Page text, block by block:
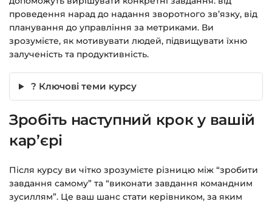
проведення нарад до надання зворотного зв’язку, від
планування до управління за метриками. Ви
зрозумієте, як мотивувати людей, підвищувати їхню
залученість та продуктивність.
? Ключові теми курсу
Зробіть наступний крок у вашій
кар’єрі
Після курсу ви чітко зрозумієте різницю між “зробити
завдання самому” та “виконати завдання командним
зусиллям”. Це ваш шанс стати керівником, за яким